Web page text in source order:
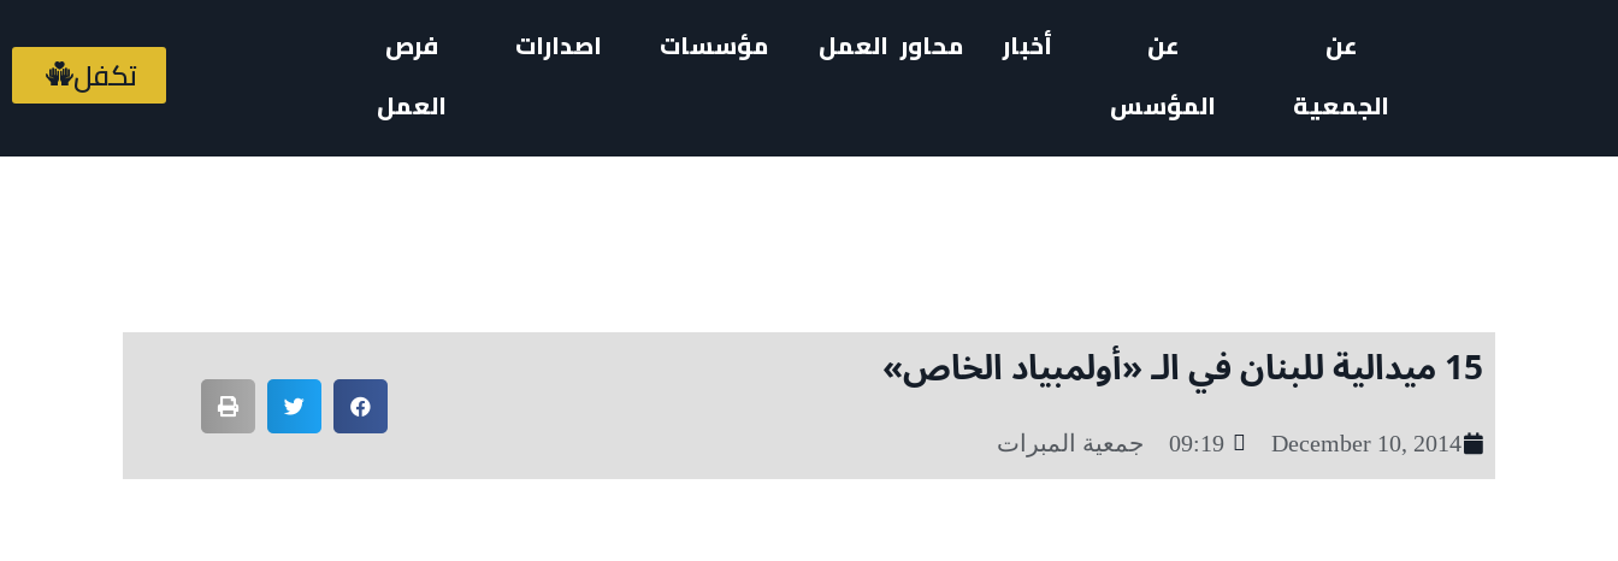
عن
الجمعية
عن
المؤسس
أخبار محاور العمل مؤسسات اصدارات
فرص
العمل
تكفل
15 ميدالية للبنان في الـ «أولمبياد الخاص»
December 10, 2014
09:19 جمعية المبرات